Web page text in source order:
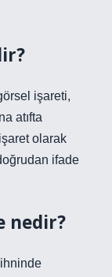
işareti,
atıfta
olarak
ifade
nedir?